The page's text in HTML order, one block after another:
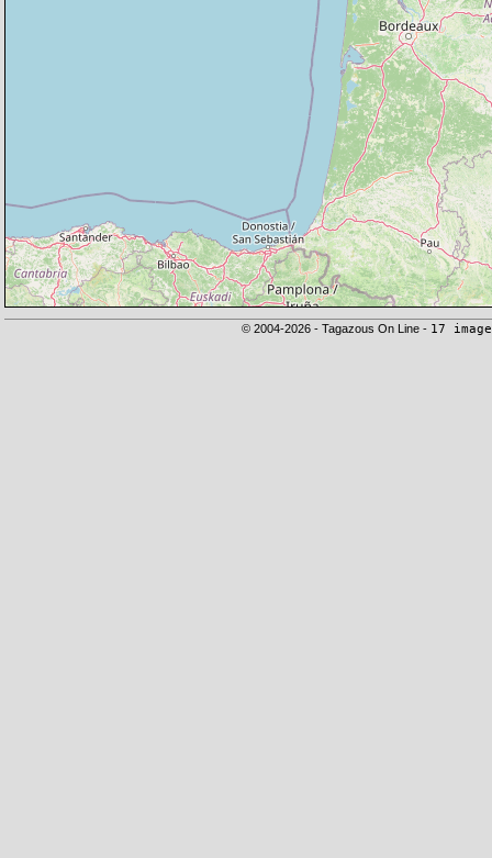
© 2004-2026 - Tagazous On Line - 17